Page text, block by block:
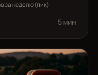
за неделю (пик)
5 мин